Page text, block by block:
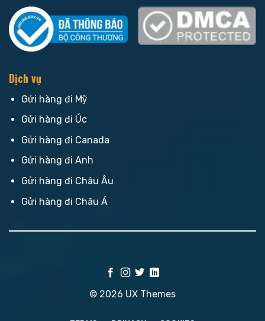
Dịch vụ
Gửi hàng đi Mỹ
Gửi hàng đi Úc
Gửi hàng đi Canada
Gửi hàng đi Anh
Gửi hàng đi Châu Âu
Gửi hàng đi Châu Á
© 2026 UX Themes